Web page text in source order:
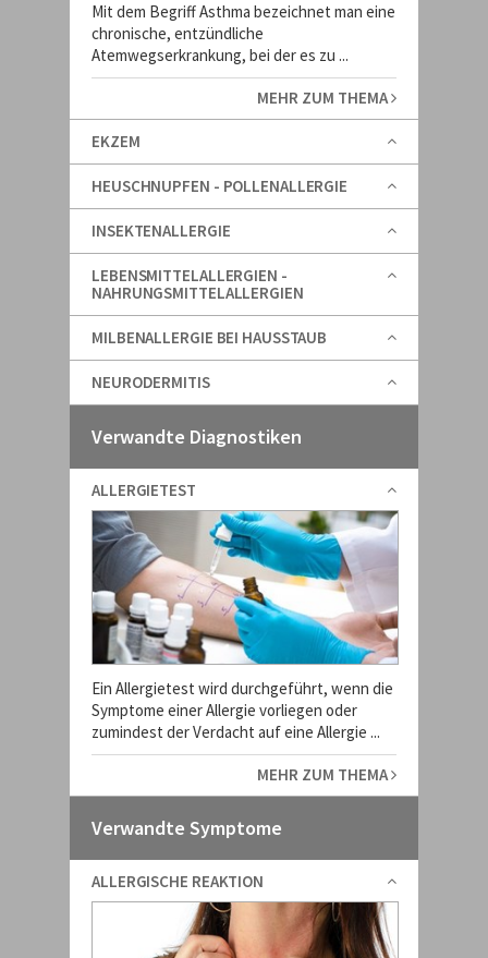
Mit dem Begriff Asthma bezeichnet man eine
chronische, entzündliche
Atemwegserkrankung, bei der es zu ...
MEHR ZUM THEMA
EKZEM
HEUSCHNUPFEN - POLLENALLERGIE
INSEKTENALLERGIE
LEBENSMITTELALLERGIEN -
NAHRUNGSMITTELALLERGIEN
MILBENALLERGIE BEI HAUSSTAUB
NEURODERMITIS
Verwandte Diagnostiken
ALLERGIETEST
Ein Allergietest wird durchgeführt, wenn die
Symptome einer Allergie vorliegen oder
zumindest der Verdacht auf eine Allergie ...
MEHR ZUM THEMA
Verwandte Symptome
ALLERGISCHE REAKTION